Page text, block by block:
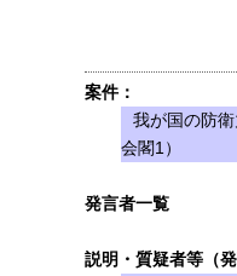
案件：
我が国の防
会閣1）
発言者一覧
説明・質疑者等（